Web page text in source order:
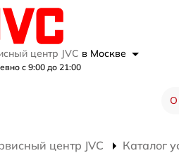
центр JVC в Москве
с 9:00 до 21:00
О
центр JVC Каталог